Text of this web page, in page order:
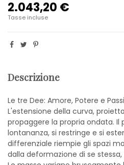
2.043,20 €
Tasse incluse
Descrizione
Le tre Dee: Amore, Potere e
L'estensione della curva,
propaggere la propria ondata. Il
lontananza, si restringe e si
differenziale riempie gli spazi
dalla deformazione di se